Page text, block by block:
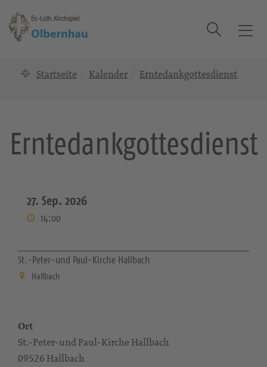
T
v
Suche
Startseite Kalender Erntedankgottesdienst
Erntedankgottesdienst
27. Sep. 2026
14:00
St.-Peter-und Paul-Kirche Hallbach
Hallbach
Ort
St.-Peter-und Paul-Kirche Hallbach
09526 Hallbach